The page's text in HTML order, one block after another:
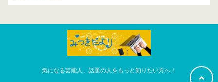
気になる芸能人、話題の人をもっと知りたい方へ！